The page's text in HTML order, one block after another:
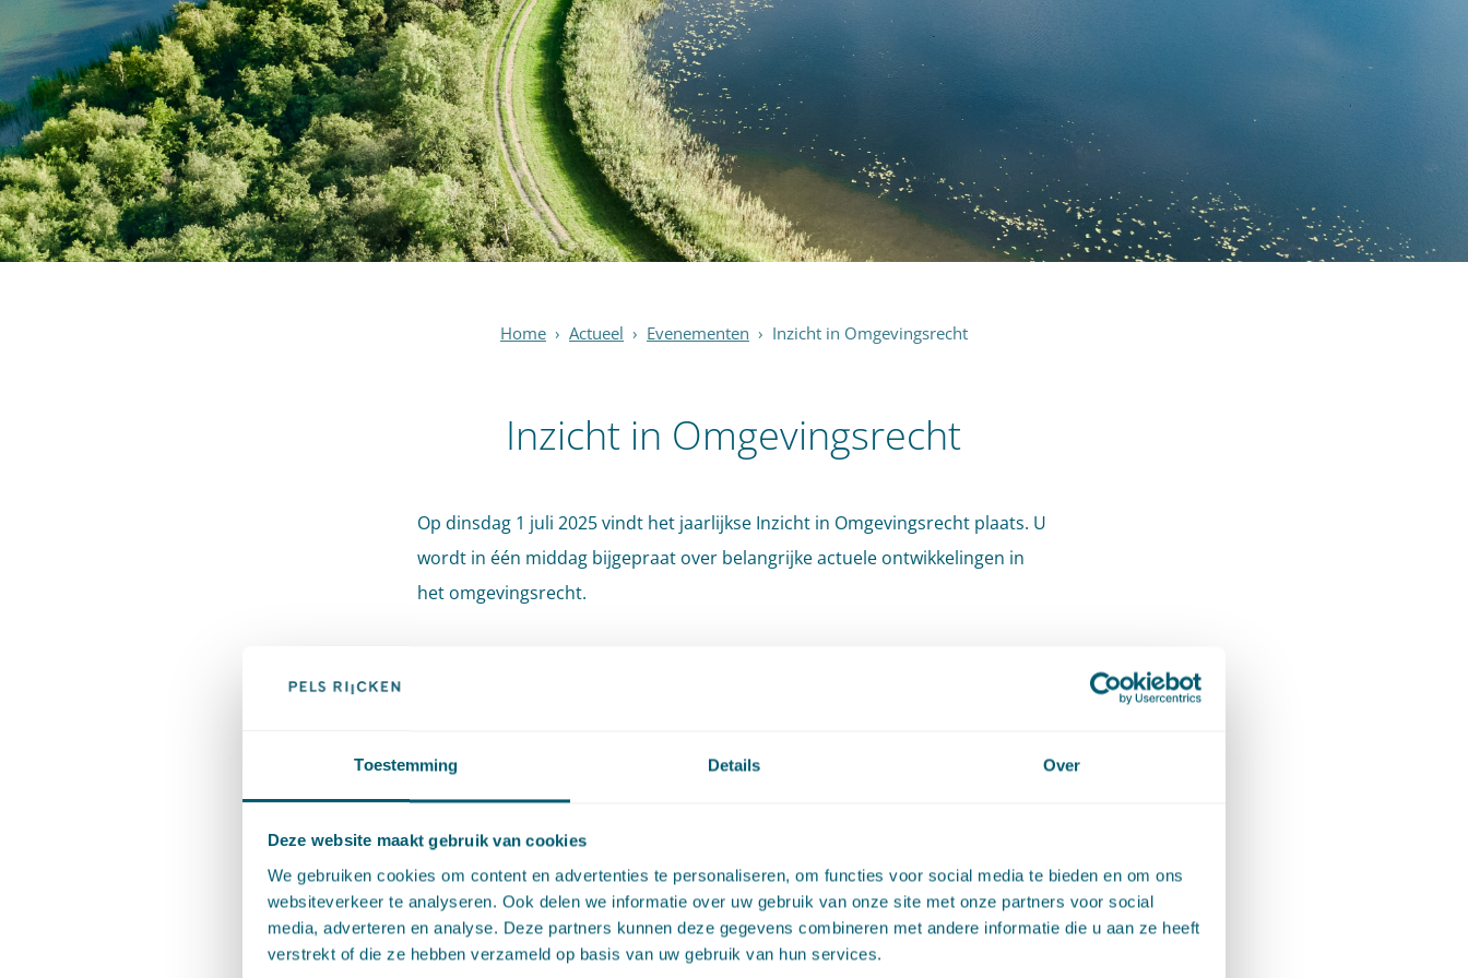
Toestemming Details Over
Deze website maakt gebruik van cookies
We gebruiken cookies om content en advertenties te personaliseren, om functies voor social media te bieden en om ons
websiteverkeer te analyseren. Ook delen we informatie over uw gebruik van onze site met onze partners voor social
media, adverteren en analyse. Deze partners kunnen deze gegevens combineren met andere informatie die u aan ze heeft
verstrekt of die ze hebben verzameld op basis van uw gebruik van hun services.
Home › Actueel › Evenementen › Inzicht in Omgevingsrecht
Inzicht in Omgevingsrecht
Op dinsdag 1 juli 2025 vindt het jaarlijkse Inzicht in Omgevingsrecht plaats. U
wordt in één middag bijgepraat over belangrijke actuele ontwikkelingen in
het omgevingsrecht.
15.45 uur Deelsessies ronde II
16.45 uur Borrel
18.00 uur Einde